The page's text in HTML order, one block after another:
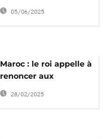
menace l’Aïd al-Adha
05/06/2025
Maroc : le roi appelle à
renoncer aux
sacrifices de l'Aïd al-
Adha
28/02/2025